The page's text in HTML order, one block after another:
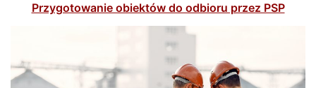
Przygotowanie obiektów do odbioru przez PSP